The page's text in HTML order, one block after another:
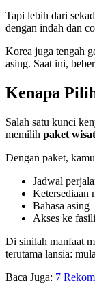
Tapi lebih dari
dengan indah dan
Korea juga tengah
asing. Saat ini,
Kenapa
Salah satu kunci
memilih paket
Dengan paket,
Jadwal
Ketersediaan
Bahasa asing
Akses ke
Di sinilah manfaat
terutama lansia:
Baca Juga: 7